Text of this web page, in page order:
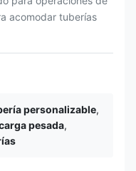
acomodar tuberías
personalizable,
pesada,